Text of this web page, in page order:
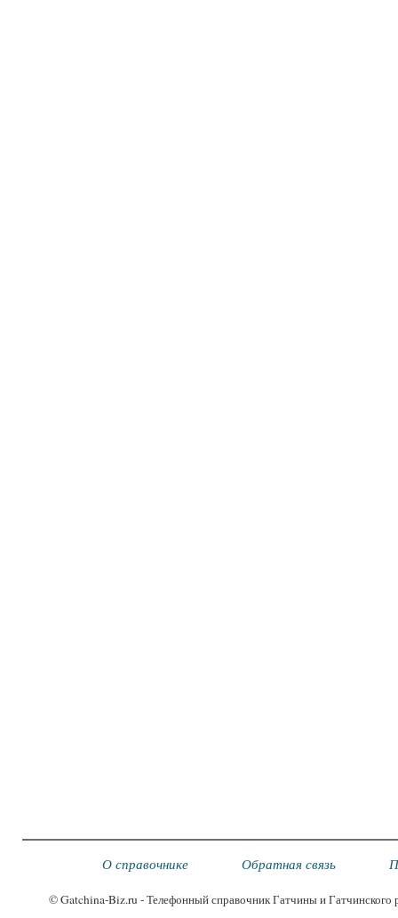
О справочнике Обратная связь
© Gatchina-Biz.ru - Телефонный справочник Гатчины и Гатчинского